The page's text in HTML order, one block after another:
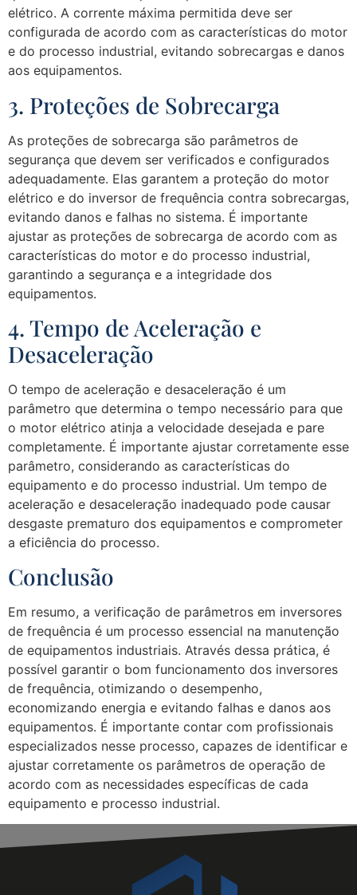
elétrico. A corrente máxima permitida deve ser
configurada de acordo com as características do motor
e do processo industrial, evitando sobrecargas e danos
aos equipamentos.
3. Proteções de Sobrecarga
As proteções de sobrecarga são parâmetros de
segurança que devem ser verificados e configurados
adequadamente. Elas garantem a proteção do motor
elétrico e do inversor de frequência contra sobrecargas,
evitando danos e falhas no sistema. É importante
ajustar as proteções de sobrecarga de acordo com as
características do motor e do processo industrial,
garantindo a segurança e a integridade dos
equipamentos.
4. Tempo de Aceleração e
Desaceleração
O tempo de aceleração e desaceleração é um
parâmetro que determina o tempo necessário para que
o motor elétrico atinja a velocidade desejada e pare
completamente. É importante ajustar corretamente esse
parâmetro, considerando as características do
equipamento e do processo industrial. Um tempo de
aceleração e desaceleração inadequado pode causar
desgaste prematuro dos equipamentos e comprometer
a eficiência do processo.
Conclusão
Em resumo, a verificação de parâmetros em inversores
de frequência é um processo essencial na manutenção
de equipamentos industriais. Através dessa prática, é
possível garantir o bom funcionamento dos inversores
de frequência, otimizando o desempenho,
economizando energia e evitando falhas e danos aos
equipamentos. É importante contar com profissionais
especializados nesse processo, capazes de identificar e
ajustar corretamente os parâmetros de operação de
acordo com as necessidades específicas de cada
equipamento e processo industrial.